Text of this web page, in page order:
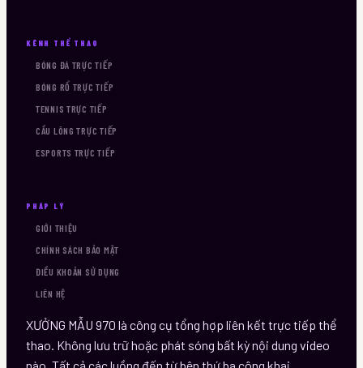
KÊNH THỂ THAO
BÓNG ĐÁ TRỰC TIẾP
BÓNG RỔ TRỰC TIẾP
TENNIS TRỰC TIẾP
CẦU LÔNG TRỰC TIẾP
ESPORTS TRỰC TIẾP
PHÁP LÝ
GIỚI THIỆU
CHÍNH SÁCH BẢO MẬT
ĐIỀU KHOẢN SỬ DỤNG
LIÊN HỆ
XƯỞNG MẪU 970 là công cụ tổng hợp liên kết trực tiếp thể
thao. Không lưu trữ hoặc phát sóng bất kỳ nội dung video